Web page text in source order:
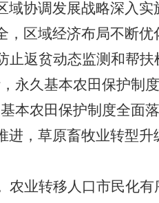
域协调发展战略深入
区域经济布局不断优
止返贫动态监测和帮
永久基本农田保护制
本农田保护制度全面
进，草原畜牧业转型
农业转移人口市民化有